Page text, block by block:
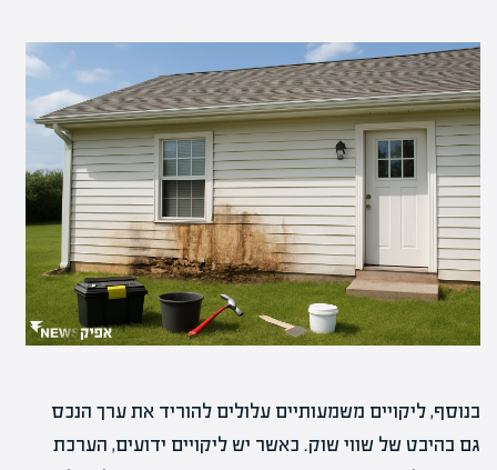
בנוסף, ליקויים משמעותיים עלולים להוריד את ערך הנכס
גם בהיבט של שווי שוק. כאשר יש ליקויים ידועים, הערכת